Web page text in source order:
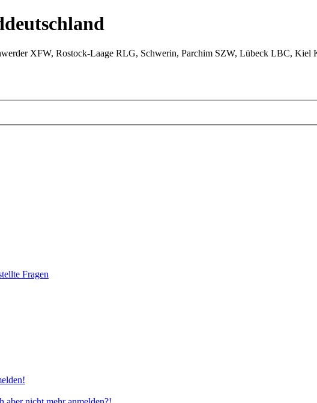
XFW, Rostock-Laage RLG, Schwerin, Parchim SZW, Lübeck LBC, Kiel
Fragen